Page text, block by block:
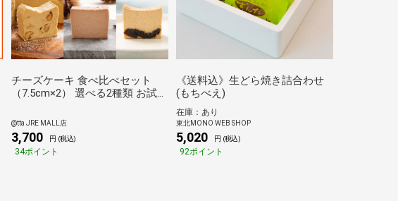
チーズケーキ 食べ比べセット
（7.5cm×2） 選べる2種類 お試し
使用 白砂糖不使用 お取り寄せ ス
イーツ 帰省 送料無料
@tta JRE MALL店
3,700 円 (税込)
34ポイント
《送料込》生どら焼き詰合わせ
(もちべえ)
在庫：あり
東北MONO WEB SHOP
5,020 円 (税込)
92ポイント